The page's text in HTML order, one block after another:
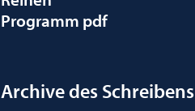
Programm pdf
Archive des Schreibens